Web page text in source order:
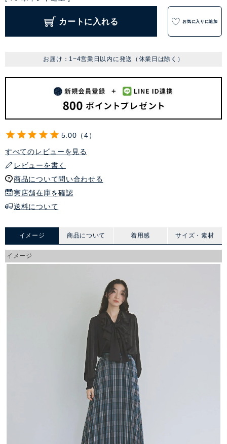
カートに入れる お気に入りに追加
お届け：1~4営業日以内に発送（休業日は除く）
5.00
4
すべてのレビューを見る
レビューを書く
商品について問い合わせる
実店舗在庫を確認
送料について
イメージ 商品について 着用感 サイズ・素材
イメージ